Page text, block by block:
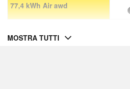
77,4 kWh Air awd
MOSTRA TUTTI